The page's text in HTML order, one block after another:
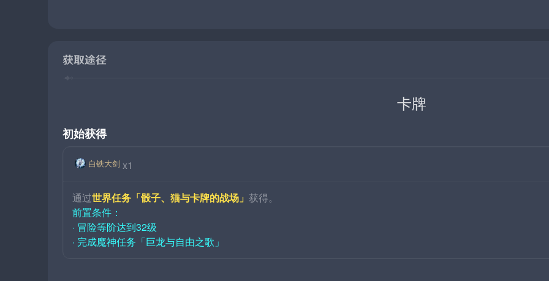
获取途径
卡牌
初始获得
白铁大剑 x1
通过世界任务「骰子、猫与卡牌的战场」 获得。
前置条件：
· 冒险等阶达到32级
· 完成魔神任务「巨龙与自由之歌」